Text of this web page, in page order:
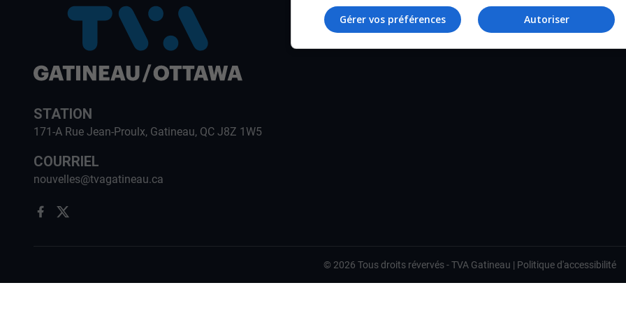
STATION
171-A Rue Jean-Proulx, Gatineau, QC J8Z 1W5
COURRIEL
nouvelles@tvagatineau.ca
TVA
© 2026 Tous droits révervés -TVA Gatineau | Politique d'accessibilité
Autoriser
Gérer vos préférences